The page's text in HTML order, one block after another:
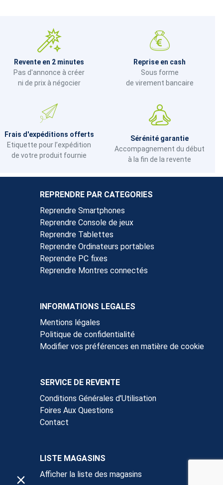
Revente en 2 minutes
Pas d'annonce à créer
ni de prix à négocier
Reprise en cash
Sous forme
de virement bancaire
Frais d'expéditions offerts
Etiquette pour l’expédition
de votre produit fournie
Sérénité garantie
Accompagnement du début
à la fin de la revente
REPRENDRE PAR CATEGORIES
Reprendre Smartphones
Reprendre Console de jeux
Reprendre Tablettes
Reprendre Ordinateurs portables
Reprendre PC fixes
Reprendre Montres connectés
INFORMATIONS LEGALES
Mentions légales
Politique de confidentialité
Modifier vos préférences en matière de cookie
SERVICE DE REVENTE
Conditions Générales d'Utilisation
Foires Aux Questions
Contact
LISTE MAGASINS
Afficher la liste des magasins